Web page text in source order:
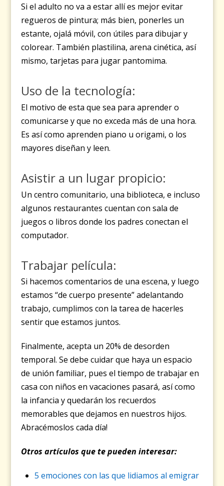
Si el adulto no va a estar allí es mejor evitar
regueros de pintura; más bien, ponerles un
estante, ojalá móvil, con útiles para dibujar y
colorear. También plastilina, arena cinética, así
mismo, tarjetas para jugar pantomima.
Uso de la tecnología:
El motivo de esta que sea para aprender o
comunicarse y que no exceda más de una hora.
Es así como aprenden piano u origami, o los
mayores diseñan y leen.
Asistir a un lugar propicio:
Un centro comunitario, una biblioteca, e incluso
algunos restaurantes cuentan con sala de
juegos o libros donde los padres conectan el
computador.
Trabajar película:
Si hacemos comentarios de una escena, y luego
estamos “de cuerpo presente” adelantando
trabajo, cumplimos con la tarea de hacerles
sentir que estamos juntos.
Finalmente, acepta un 20% de desorden
temporal. Se debe cuidar que haya un espacio
de unión familiar, pues el tiempo de trabajar en
casa con niños en vacaciones pasará, así como
la infancia y quedarán los recuerdos
memorables que dejamos en nuestros hijos.
Abracémoslos cada día!
Otros artículos que te pueden interesar:
5 emociones con las que lidiamos al emigrar